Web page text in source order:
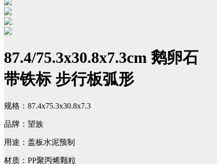
87.4/75.3x30.8x7.3cm 鹅卵石
带铁标 步行板弧形
规格：87.4x75.3x30.8x7.3
品牌：望族
用途：盖板水泥预制
材质：PP聚丙烯颗粒